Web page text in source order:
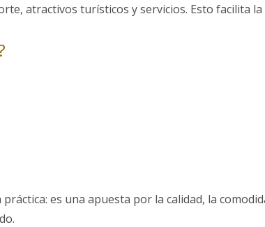
atractivos turísticos y servicios. Esto facilita
es una apuesta por la calidad, la